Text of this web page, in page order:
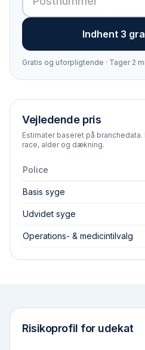
Indhent 3
Gratis og uforpligtende · Tager 2
Vejledende pris
Estimater baseret på
race, alder og dækning.
Police
Basis syge
Udvidet syge
Operations- & medicintilvalg
Risikoprofil for udekat